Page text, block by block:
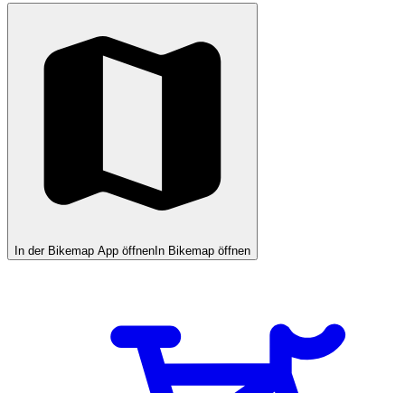
In der Bikemap App öffnen In Bikemap öffnen